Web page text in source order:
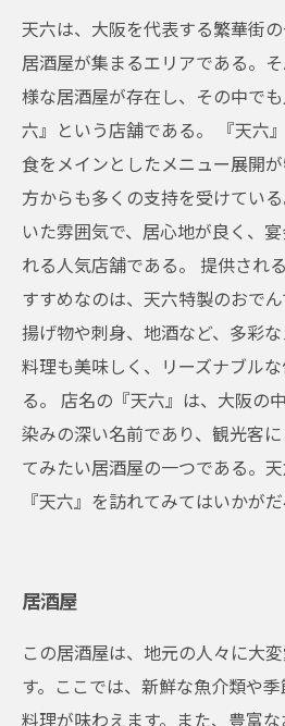
天六は、大阪を代表する繁華街
居酒屋が集まるエリアである。
様な居酒屋が存在し、その中で
六』という店舗である。 『天六
食をメインとしたメニュー展開
方からも多くの支持を受けてい
いた雰囲気で、居心地が良く、
れる人気店舗である。 提供され
すすめなのは、天六特製のおでん
揚げ物や刺身、地酒など、多彩
料理も美味しく、リーズナブル
る。 店名の『天六』は、大阪の
染みの深い名前であり、観光客
てみたい居酒屋の一つである。
『天六』を訪れてみてはいかがだ
居酒屋
この居酒屋は、地元の人々に大
す。ここでは、新鮮な魚介類や
料理が味わえます。また、豊富な